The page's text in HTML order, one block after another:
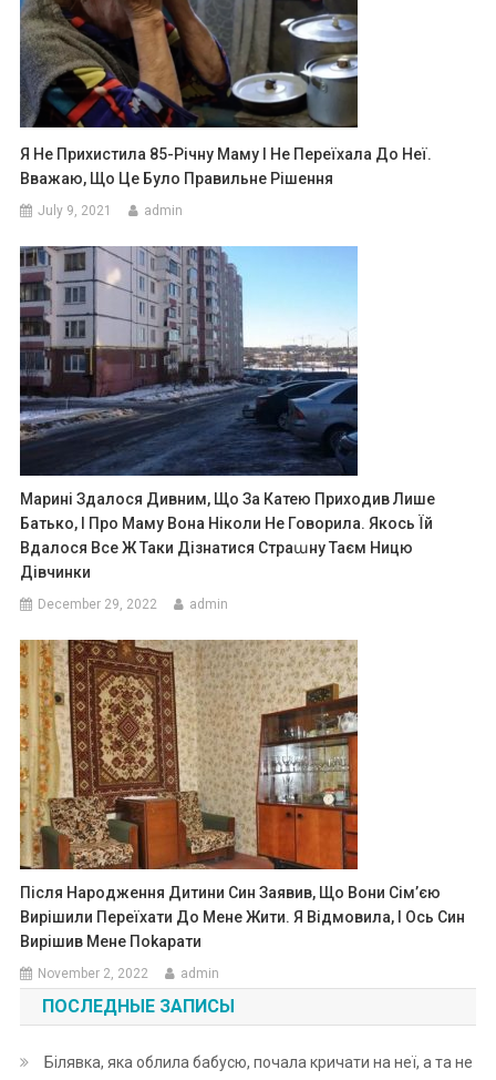
Я Не Прихистила 85-Річну Маму І Не Переїхала До Неї.
Вважаю, Що Це Було Правильне Рішення
July 9, 2021 admin
Марині Здалося Дивним, Що За Катею Приходив Лише
Батько, І Про Маму Вона Ніколи Не Говорила. Якось Їй
Вдалося Все Ж Таки Дізнатися Страաну Таєм Ницю
Дівчинки
December 29, 2022 admin
Після Народження Дитини Син Заявив, Що Вони Сім’єю
Вирішили Переїхати До Мене Жити. Я Відмовила, І Ось Син
Вирішив Мене Поkарати
November 2, 2022 admin
ПОСЛЕДНЫЕ ЗАПИСЫ
Білявка, яка облила бабусю, почала кричати на неї, а та не